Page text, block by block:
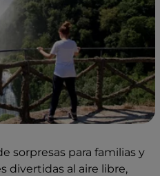
sorpresas para familias y
divertidas al aire libre,